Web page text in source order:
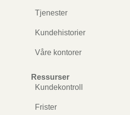
Tjenester
Kundehistorier
Våre kontorer
Ressurser
Kundekontroll
Frister